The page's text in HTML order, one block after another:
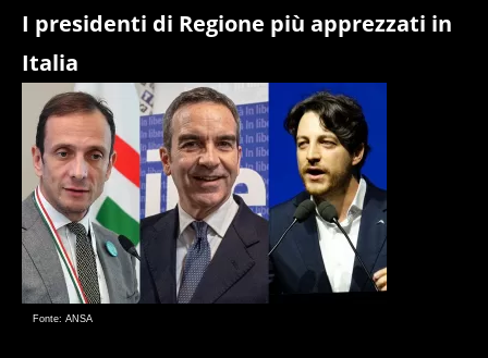
cronaca, motori, spettacolo e videogame.
I presidenti di Regione più apprezzati in
Italia
Fonte: ANSA